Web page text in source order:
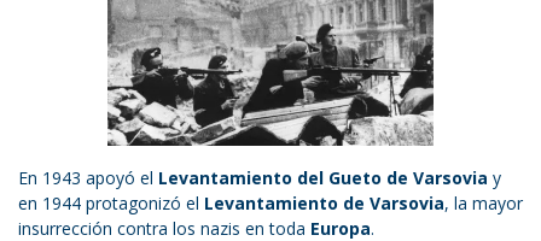
En 1943 apoyó el Levantamiento del Gueto de Varsovia y
en 1944 protagonizó el Levantamiento de Varsovia, la mayor
insurrección contra los nazis en toda Europa.